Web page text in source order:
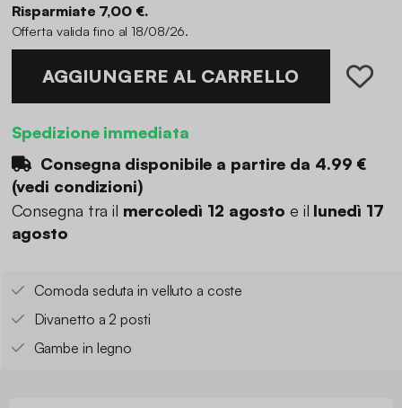
Risparmiate 7,00 €.
Offerta valida fino al 18/08/26.
AGGIUNGERE AL CARRELLO
Spedizione immediata
Consegna disponibile a partire da 4.99 €
(vedi condizioni)
Consegna tra il mercoledì 12 agosto e il lunedì 17
agosto
Comoda seduta in velluto a coste
Divanetto a 2 posti
Gambe in legno